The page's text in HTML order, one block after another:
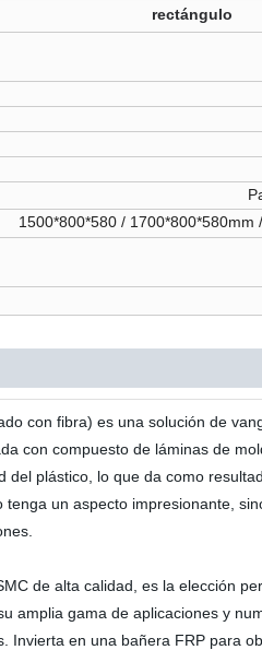
rectángulo
1500*800*580 / 1700*800*580mm
con fibra) es una solución de
con compuesto de láminas de
del plástico, lo que da como
un aspecto impresionante,
de alta calidad, es la elección
amplia gama de aplicaciones y
Invierta en una bañera FRP para